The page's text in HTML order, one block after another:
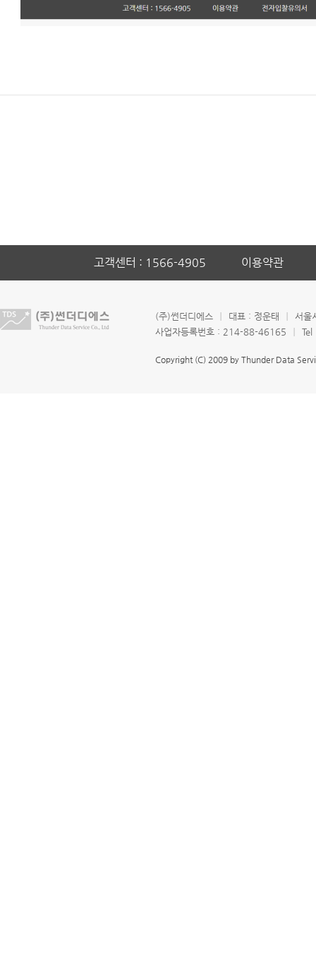
고객센터 : 1566-4905 이용약관
(주)썬더디에스 대표 : 정운태
서울
사업자등록번호 : 214-88-46165
Copyright (C) 2009 by Thunder Data